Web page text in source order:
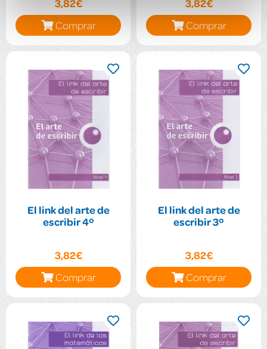
3,82€
Comprar
3,82€
Comprar
El link del arte de
escribir 4º
3,82€
Comprar
El link del arte de
escribir 3º
3,82€
Comprar